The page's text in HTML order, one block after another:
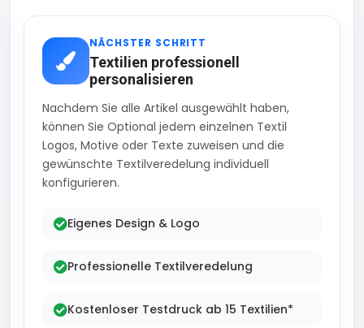
NÄCHSTER SCHRITT
Textilien professionell
personalisieren
Nachdem Sie alle Artikel ausgewählt haben,
können Sie Optional jedem einzelnen Textil
Logos, Motive oder Texte zuweisen und die
gewünschte Textilveredelung individuell
konfigurieren.
Eigenes Design & Logo
Professionelle Textilveredelung
Kostenloser Testdruck ab 15 Textilien*